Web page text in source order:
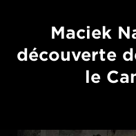
Maciek
découverte
le